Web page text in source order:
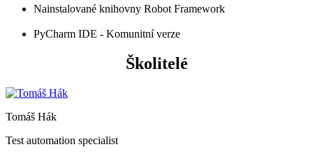
Nainstalované knihovny Robot Framework
PyCharm IDE - Komunitní verze
Školitelé
Tomáš Hák
Test automation specialist